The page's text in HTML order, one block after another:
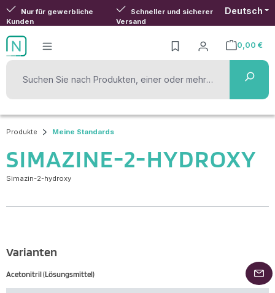
Zum Hauptinhalt springen
Nur für gewerbliche
Kunden
Schneller und sicherer
Versand
Deutsch
0,00 €
Warenkorb
Produkte Meine Standards
SIMAZINE-2-HYDROXY
Simazin-2-hydroxy
Varianten
Acetonitril (Lösungsmittel)